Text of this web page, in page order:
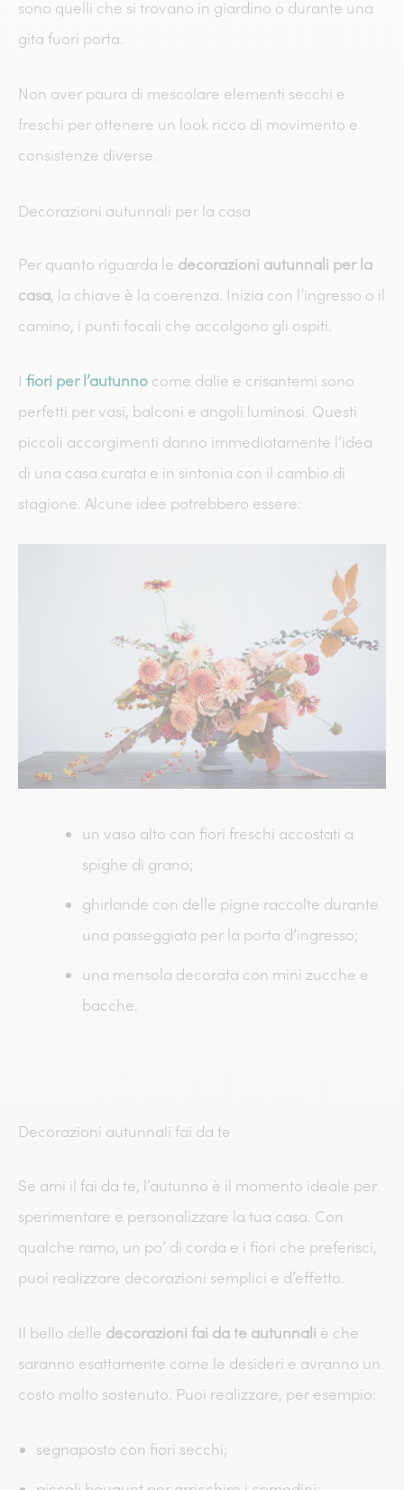
sono quelli che si trovano in giardino o durante una
gita fuori porta.
Non aver paura di mescolare elementi secchi e
freschi per ottenere un look ricco di movimento e
consistenze diverse.
Decorazioni autunnali per la casa
Per quanto riguarda le decorazioni autunnali per la
casa, la chiave è la coerenza. Inizia con l’ingresso o il
camino, i punti focali che accolgono gli ospiti.
I fiori per l’autunno come dalie e crisantemi sono
perfetti per vasi, balconi e angoli luminosi. Questi
piccoli accorgimenti danno immediatamente l’idea
di una casa curata e in sintonia con il cambio di
stagione. Alcune idee potrebbero essere:
un vaso alto con fiori freschi accostati a
spighe di grano;
ghirlande con delle pigne raccolte durante
una passeggiata per la porta d’ingresso;
una mensola decorata con mini zucche e
bacche.
Decorazioni autunnali fai da te
Se ami il fai da te, l’autunno è il momento ideale per
sperimentare e personalizzare la tua casa. Con
qualche ramo, un po’ di corda e i fiori che preferisci,
puoi realizzare decorazioni semplici e d’effetto.
Il bello delle decorazioni fai da te autunnali è che
saranno esattamente come le desideri e avranno un
costo molto sostenuto. Puoi realizzare, per esempio:
segnaposto con fiori secchi;